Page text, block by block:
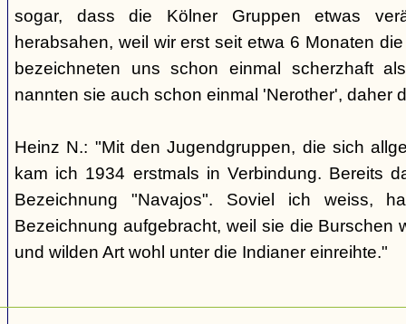
sogar, dass die Kölner Gruppen etwas
herabsahen, weil wir erst seit etwa 6 Monaten
bezeichneten uns schon einmal scherzhaft
nannten sie auch schon einmal 'Nerother', daher
Heinz N.: "Mit den Jugendgruppen, die sich
kam ich 1934 erstmals in Verbindung. Bereits
Bezeichnung "Navajos". Soviel ich weiss,
Bezeichnung aufgebracht, weil sie die Burschen
und wilden Art wohl unter die Indianer einreihte."